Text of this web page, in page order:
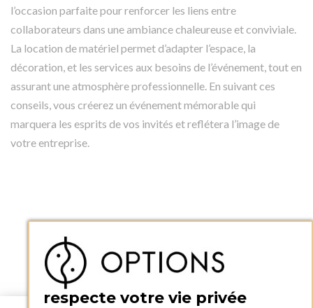
l’occasion parfaite pour renforcer les liens entre
collaborateurs dans une ambiance chaleureuse et conviviale.
La location de matériel permet d’adapter l’espace, la
décoration, et les services aux besoins de l’événement, tout en
assurant une atmosphère professionnelle. En suivant ces
conseils, vous créerez un événement mémorable qui
marquera les esprits de vos invités et reflétera l’image de
votre entreprise.
respecte votre vie privée